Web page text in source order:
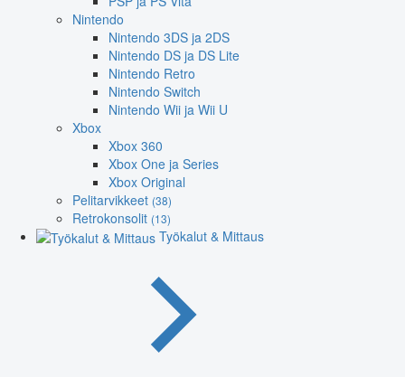
Nintendo
Nintendo 3DS ja 2DS
Nintendo DS ja DS Lite
Nintendo Retro
Nintendo Switch
Nintendo Wii ja Wii U
Xbox
Xbox 360
Xbox One ja Series
Xbox Original
Pelitarvikkeet (38)
Retrokonsolit (13)
Työkalut & Mittaus